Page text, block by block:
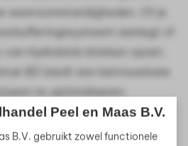
weersomstandigheden. Of je
aanlegt of
Hydroblob blokken opzet,
BD biedt een betrouwbare
te optimaliseren.
Hydroblob accessoires voor
regenwaterbeheer.
Peel en Maas B.V.
B.V. gebruikt zowel functionele